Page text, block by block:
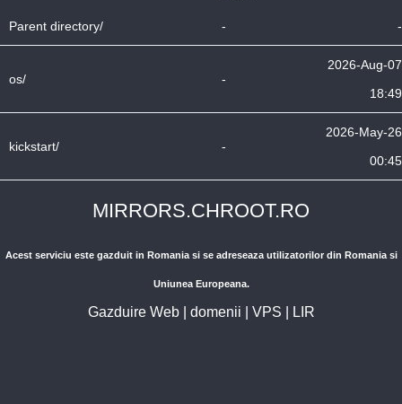
Parent directory/ - -
os/ -
2026-Aug-07
18:49
kickstart/ -
2026-May-26
00:45
MIRRORS.CHROOT.RO
Acest serviciu este gazduit in Romania si se adreseaza utilizatorilor din Romania si
Uniunea Europeana.
Gazduire Web| domenii VPS LIR